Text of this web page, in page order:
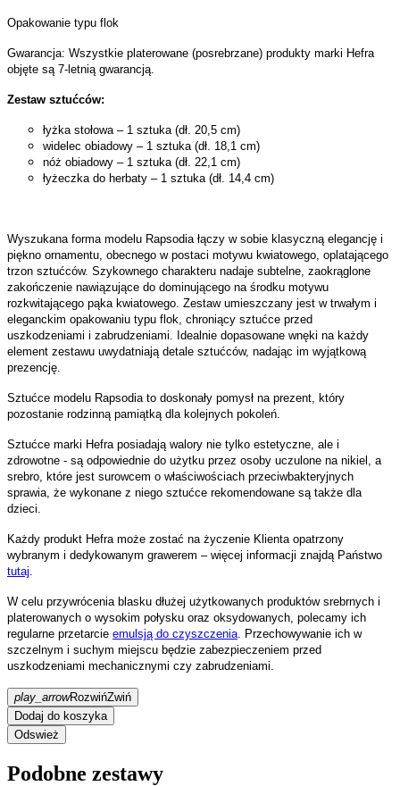
Opakowanie typu flok
Gwarancja: Wszystkie platerowane (posrebrzane) produkty marki Hefra
objęte są 7-letnią gwarancją.
Zestaw sztućców:
łyżka stołowa – 1 sztuka (dł. 20,5 cm)
widelec obiadowy – 1 sztuka (dł. 18,1 cm)
nóż obiadowy – 1 sztuka (dł. 22,1 cm)
łyżeczka do herbaty – 1 sztuka (dł. 14,4 cm)
Wyszukana forma modelu Rapsodia łączy w sobie klasyczną elegancję i
piękno ornamentu, obecnego w postaci motywu kwiatowego, oplatającego
trzon sztućców. Szykownego charakteru nadaje subtelne, zaokrąglone
zakończenie nawiązujące do dominującego na środku motywu
rozkwitającego pąka kwiatowego. Zestaw umieszczany jest w trwałym i
eleganckim opakowaniu typu flok, chroniący sztućce przed
uszkodzeniami i zabrudzeniami. Idealnie dopasowane wnęki na każdy
element zestawu uwydatniają detale sztućców, nadając im wyjątkową
prezencję.
Sztućce modelu Rapsodia to doskonały pomysł na prezent, który
pozostanie rodzinną pamiątką dla kolejnych pokoleń.
Sztućce marki Hefra posiadają walory nie tylko estetyczne, ale i
zdrowotne - są odpowiednie do użytku przez osoby uczulone na nikiel, a
srebro, które jest surowcem o właściwościach przeciwbakteryjnych
sprawia, że wykonane z niego sztućce rekomendowane są także dla
dzieci.
Każdy produkt Hefra może zostać na życzenie Klienta opatrzony
wybranym i dedykowanym grawerem – więcej informacji znajdą Państwo
tutaj
W celu przywrócenia blasku dłużej użytkowanych produktów srebrnych i
platerowanych o wysokim połysku oraz oksydowanych, polecamy ich
regularne przetarcie emulsją do czyszczenia . Przechowywanie ich w
szczelnym i suchym miejscu będzie zabezpieczeniem przed
uszkodzeniami mechanicznymi czy zabrudzeniami.
play_arrowRozwińZwiń
Dodaj do koszyka
Podobne zestawy